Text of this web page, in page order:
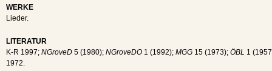
WERKE
Lieder.
LITERATUR
K-R 1997; NGroveD 5 (1980); NGroveDO 1 (1992); MGG 15 (1973); ÖBL 1
1972.